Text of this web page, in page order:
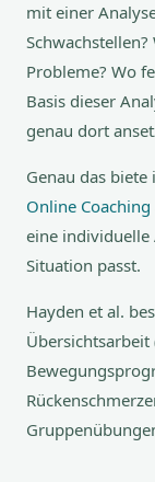
mit einer
Probleme? Wo
Basis dieser
genau dort
Genau das biete
Online Coaching
eine individuelle
Situation passt.
Hayden et al.